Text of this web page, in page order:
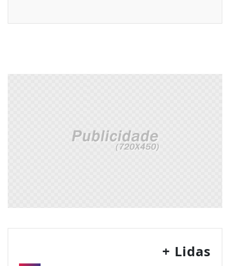
+ Lidas